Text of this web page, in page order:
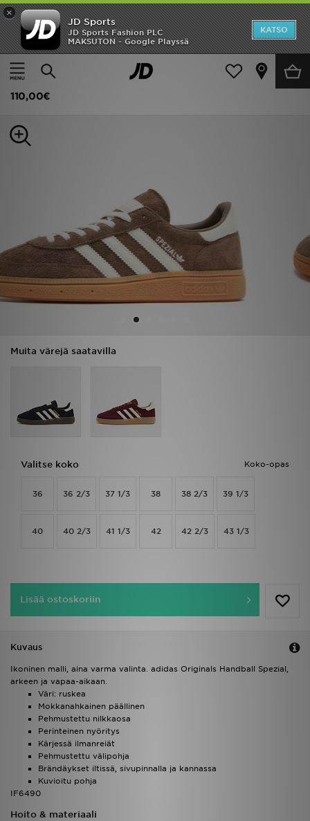
×
JD Sports
JD Sports Fashion PLC
MAKSUTON - Google Playssä
KATSO
Etusivu
Naiset Naisten kengät Tennarit
adidas Originals Handball Spezial Naiset
110,00€
Muita värejä saatavilla
Koko-opas
Valitse koko
36 36 2/3 37 1/3 38 38 2/3 39 1/3
40 40 2/3 41 1/3 42 42 2/3 43 1/3
Lisää ostoskoriin
Kuvaus
Ikoninen malli, aina varma valinta. adidas Originals Handball Spezial,
arkeen ja vapaa-aikaan.
Väri: ruskea
Mokkanahkainen päällinen
Pehmustettu nilkkaosa
Perinteinen nyöritys
Kärjessä ilmanreiät
Pehmustettu välipohja
Brändäykset iltissä, sivupinnalla ja kannassa
Kuvioitu pohja
IF6490
Hoito & materiaali
Etusivu
Ale
Miehet
Tuotemerkit
Inspiroidu
Minun JD
Asiakaspalvelu ja tietoa